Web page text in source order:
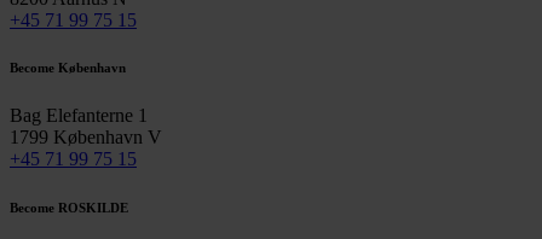
+45 71 99 75 15
Become København
Bag Elefanterne 1
1799 København V
+45 71 99 75 15
Become ROSKILDE